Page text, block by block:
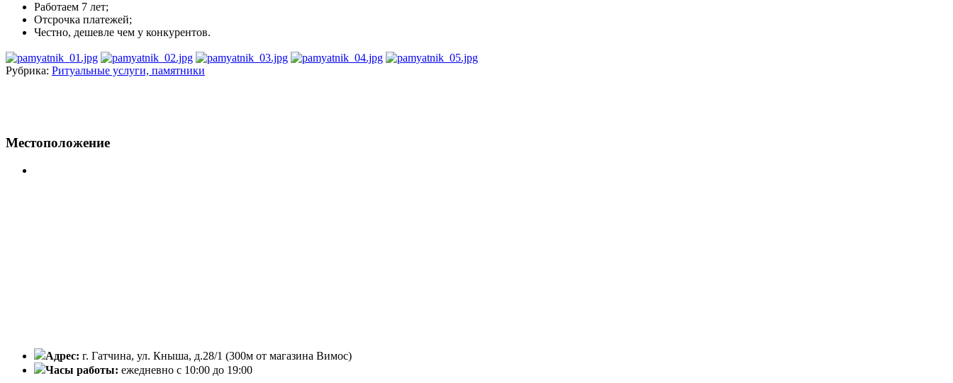
Работаем 7 лет;
Отсрочка платежей;
Честно, дешевле чем у конкурентов.
Рубрика: Ритуальные услуги, памятники
Местоположение
Адрес: г. Гатчина, ул. Кныша, д.28/1 (300м от магазина Вимос)
Часы работы: ежедневно с 10:00 до 19:00